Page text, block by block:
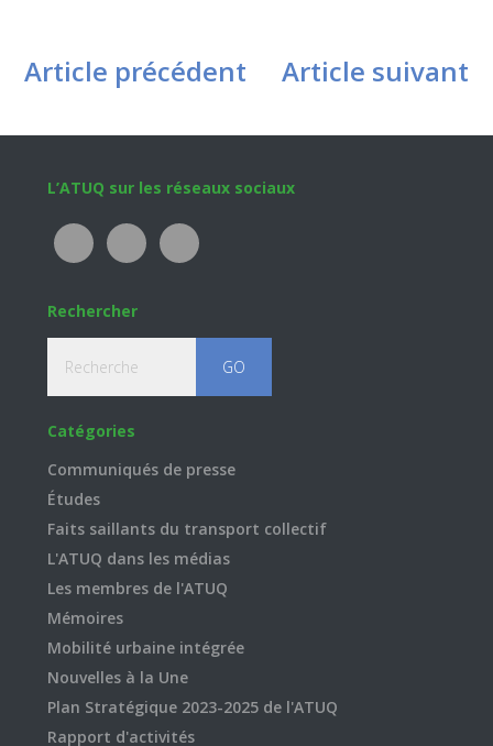
Article précédent Article suivant
Footer
L’ATUQ sur les réseaux sociaux
Rechercher
Catégories
Communiqués de presse
Études
Faits saillants du transport collectif
L'ATUQ dans les médias
Les membres de l'ATUQ
Mémoires
Mobilité urbaine intégrée
Nouvelles à la Une
Plan Stratégique 2023-2025 de l'ATUQ
Rapport d'activités